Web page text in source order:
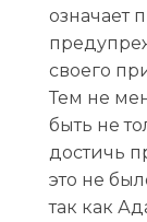
означает
своего
Тем не
быть не
достичь
это не
так как